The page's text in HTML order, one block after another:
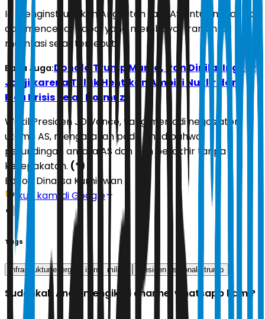
Ia menginstruksikan Angkatan Laut AS untuk melacak
dan mencegat kapal yang membayar Iran untuk
melintasi selat tersebut.
Baca Juga:Donald Trump Murka, Iran Dinilai Ingkar
Janji karena Tolak Hentikan Ambisi Nuklir dan
Picu Krisis Selat Hormuz
Wakil Presiden JD Vance, yang menjadi negosiator
utama AS, mengatakan pada Ahad bahwa
perundingan antara AS dan Iran berakhir tanpa
kesepakatan. (*)
Editor: Dinarsa Kurniawan
Ikuti kami di Google
Tags
infrastruktur energi. iran militer presiden as donald trump
Sudahkah Anda mengikuti channel whatsapp kami?